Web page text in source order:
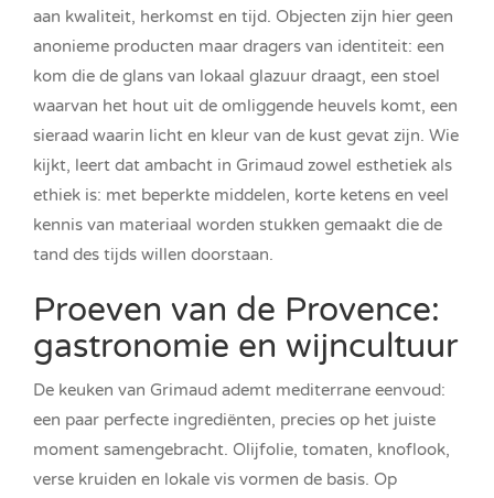
aan kwaliteit, herkomst en tijd. Objecten zijn hier geen
anonieme producten maar dragers van identiteit: een
kom die de glans van lokaal glazuur draagt, een stoel
waarvan het hout uit de omliggende heuvels komt, een
sieraad waarin licht en kleur van de kust gevat zijn. Wie
kijkt, leert dat ambacht in Grimaud zowel esthetiek als
ethiek is: met beperkte middelen, korte ketens en veel
kennis van materiaal worden stukken gemaakt die de
tand des tijds willen doorstaan.
Proeven van de Provence:
gastronomie en wijncultuur
De keuken van Grimaud ademt mediterrane eenvoud:
een paar perfecte ingrediënten, precies op het juiste
moment samengebracht. Olijfolie, tomaten, knoflook,
verse kruiden en lokale vis vormen de basis. Op